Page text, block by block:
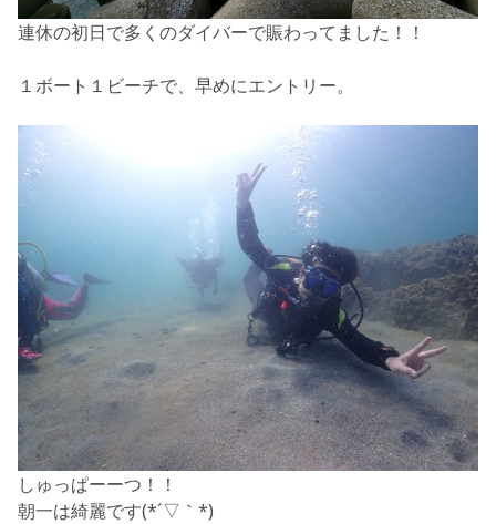
連休の初日で多くのダイバーで賑わってました！！
１ボート１ビーチで、早めにエントリー。
しゅっぱーーつ！！
朝一は綺麗です(*´▽｀*)